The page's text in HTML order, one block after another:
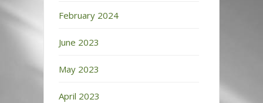
February 2024
June 2023
May 2023
April 2023